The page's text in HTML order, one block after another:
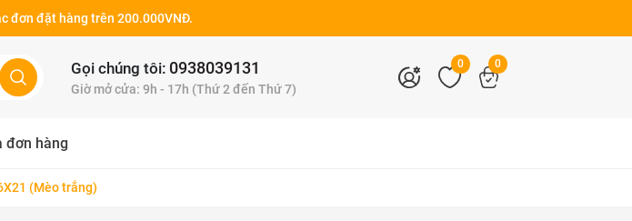
đơn đặt hàng trên 200.000VNĐ.
Gọi chúng tôi: 0938039131
Giờ mở cửa: 9h - 17h (Thứ 2 đến Thứ 7)
0 0
đơn hàng
(Mèo trắng)